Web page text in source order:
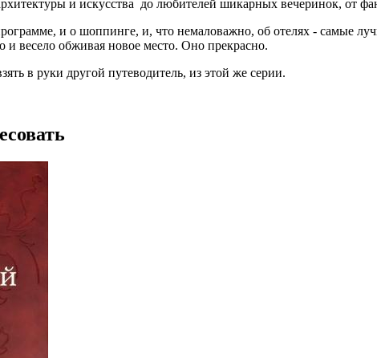
и искусства до любителей шикарных вечеринок, от
и о шоппинге, и, что немаловажно, об отелях - самые
и весело обживая новое место. Оно прекрасно.
в руки другой путеводитель, из этой же серии.